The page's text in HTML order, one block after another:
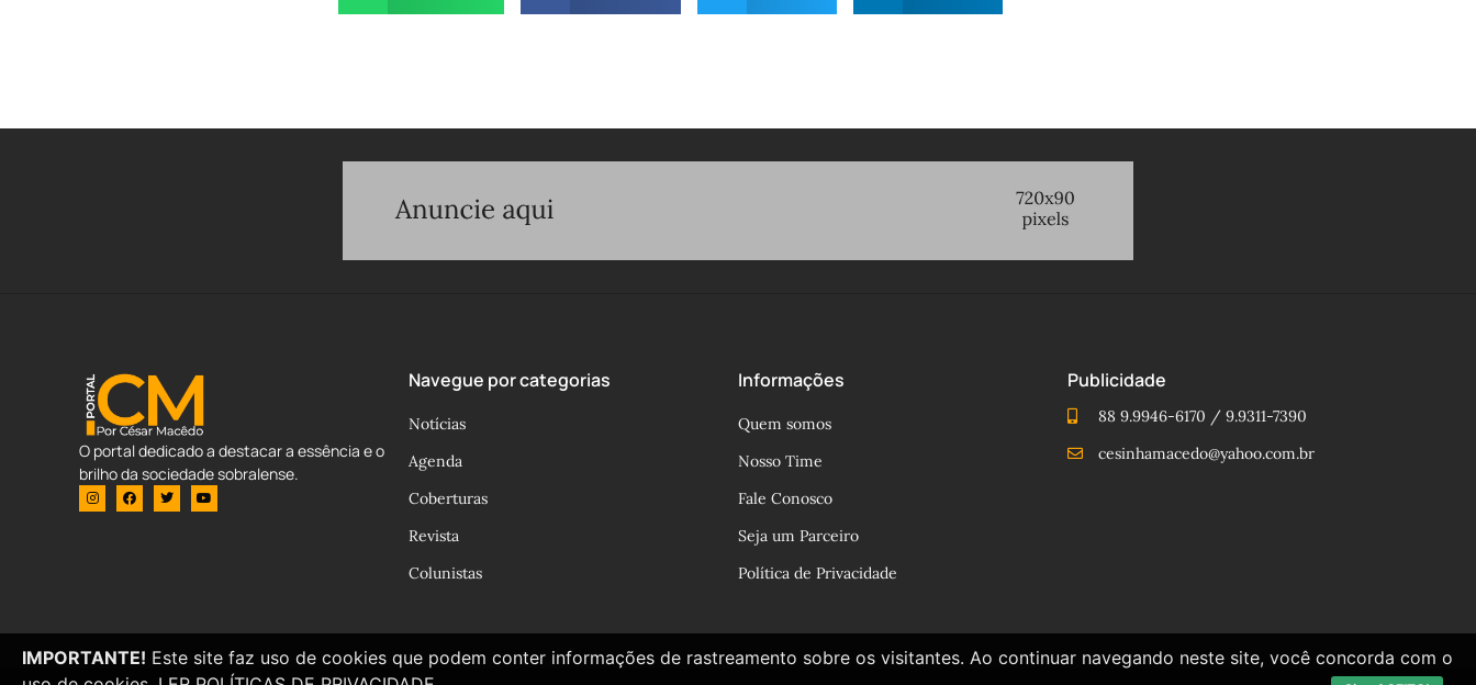
O portal dedicado a destacar a essência e o
brilho da sociedade sobralense.
Navegue por categorias
Notícias
Agenda
Coberturas
Revista
Colunistas
Informações
Quem somos
Nosso Time
Fale Conosco
Seja um Parceiro
Política de Privacidade
Publicidade
88 9.9946-6170 / 9.9311-7390
cesinhamacedo@yahoo.com.br
IMPORTANTE! Este site faz uso de cookies que podem conter informações de rastreamento sobre os visitantes. Ao continuar navegando neste site, você concorda com o